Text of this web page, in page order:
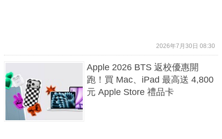
2026年7月30日 08:30
Apple 2026 BTS 返校優惠開
跑！買 Mac、iPad 最高送 4,800
元 Apple Store 禮品卡